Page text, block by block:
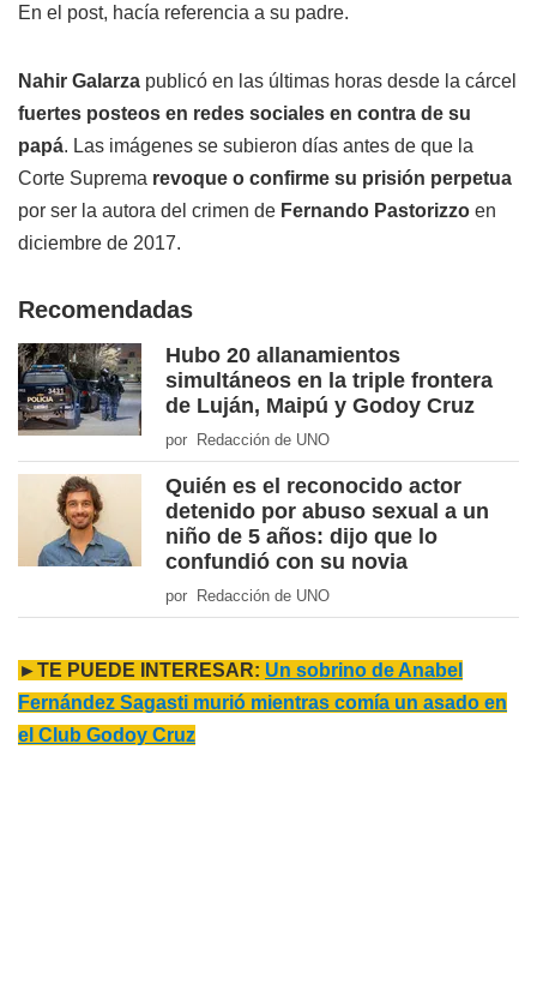
En el post, hacía referencia a su padre.
Nahir Galarza publicó en las últimas horas desde la cárcel
fuertes posteos en redes sociales en contra de su
papá. Las imágenes se subieron días antes de que la
Corte Suprema revoque o confirme su prisión perpetua
por ser la autora del crimen de Fernando Pastorizzo en
diciembre de 2017.
Recomendadas
Hubo 20 allanamientos
simultáneos en la triple frontera
de Luján, Maipú y Godoy Cruz
por Redacción de UNO
Quién es el reconocido actor
detenido por abuso sexual a un
niño de 5 años: dijo que lo
confundió con su novia
por Redacción de UNO
►TE PUEDE INTERESAR: Un sobrino de Anabel
Fernández Sagasti murió mientras comía un asado en
el Club Godoy Cruz